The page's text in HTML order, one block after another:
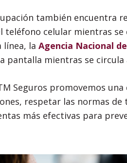
también encuentra
teléfono celular mientras
línea, la Agencia Nacional
pantalla mientras se
Seguros promovemos
respetar las normas
más efectivas para